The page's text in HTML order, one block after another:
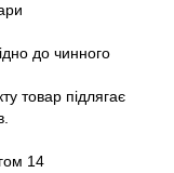
до чинного
товар підлягає
14